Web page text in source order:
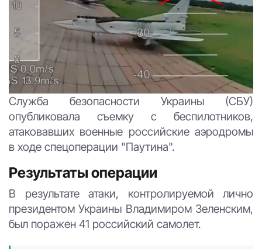
Служба безопасности Украины (СБУ)
опубликовала съемку с беспилотников,
атаковавших военные российские аэродромы
в ходе спецоперации "Паутина".
Результаты операции
В результате атаки, контролируемой лично
президентом Украины Владимиром Зеленским,
был поражен 41 российский самолет.